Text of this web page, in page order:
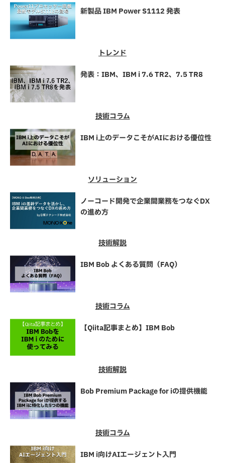
新製品 IBM Power S1112 発表
トレンド
発表：IBM、IBM i 7.6 TR2、7.5 TR8
技術コラム
IBM i上のデータこそがAIにおける優位性
ソリューション
ノーコード開発で企業間業務をつなぐDX
の進め方
技術解説
IBM Bob よくある質問（FAQ）
技術コラム
【Qiita記事まとめ】IBM Bob
技術解説
Bob Premium Package for iの提供機能
技術コラム
IBM i向けAIエージェント入門